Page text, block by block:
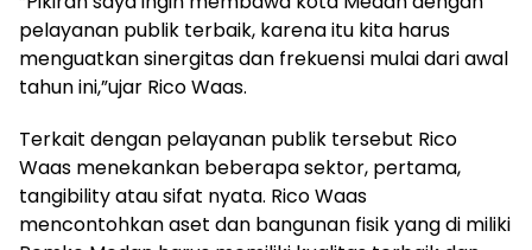
pelayanan publik terbaik, karena itu kita harus
menguatkan sinergitas dan frekuensi mulai dari awal
tahun ini,”ujar Rico Waas.
Terkait dengan pelayanan publik tersebut Rico
Waas menekankan beberapa sektor, pertama,
tangibility atau sifat nyata. Rico Waas
mencontohkan aset dan bangunan fisik yang di miliki